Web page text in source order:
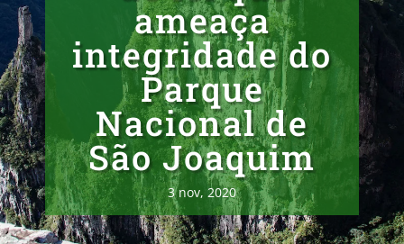
ameaça
integridade do
Parque
Nacional de
São Joaquim
3 nov, 2020